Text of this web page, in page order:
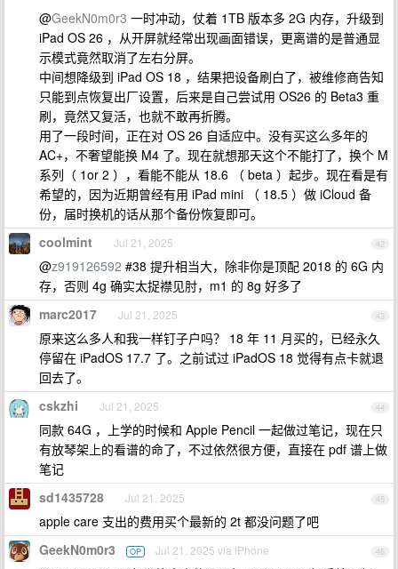
@GeekN0m0r3 一时冲动，仗着 1TB 版本多 2G 内存，升级到
iPad OS 26 ，从开屏就经常出现画面错误，更离谱的是普通显
示模式竟然取消了左右分屏。
中间想降级到 iPad OS 18 ，结果把设备刷白了，被维修商告知
只能到点恢复出厂设置，后来是自己尝试用 OS26 的 Beta3 重
刷，竟然又复活，也就不敢再折腾。
用了一段时间，正在对 OS 26 自适应中。没有买这么多年的
AC+，不奢望能换 M4 了。现在就想那天这个不能打了，换个 M
系列（ 1or 2 ），看能不能从 18.6 （ beta ）起步。现在看是有
希望的，因为近期曾经有用 iPad mini （ 18.5 ）做 iCloud 备
份，届时换机的话从那个备份恢复即可。
42
coolmint Jul 21, 2025
@z919126592 #38 提升相当大，除非你是顶配 2018 的 6G 内
存，否则 4g 确实太捉襟见肘，m1 的 8g 好多了
43
marc2017 Jul 21, 2025
原来这么多人和我一样钉子户吗？ 18 年 11 月买的，已经永久
停留在 iPadOS 17.7 了。之前试过 iPadOS 18 觉得有点卡就退
回去了。
44
cskzhi Jul 21, 2025
同款 64G ，上学的时候和 Apple Pencil 一起做过笔记，现在只
有放琴架上的看谱的命了，不过依然很方便，直接在 pdf 谱上做
笔记
45
sd1435728 Jul 21, 2025
apple care 支出的费用买个最新的 2t 都没问题了吧
46
GeekN0m0r3 OP Jul 21, 2025 via iPhone